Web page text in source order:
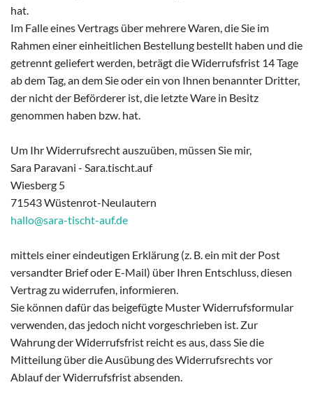
hat.
Im Falle eines Vertrags über mehrere Waren, die Sie im
Rahmen einer einheitlichen Bestellung bestellt haben und die
getrennt geliefert werden, beträgt die Widerrufsfrist 14 Tage
ab dem Tag, an dem Sie oder ein von Ihnen benannter Dritter,
der nicht der Beförderer ist, die letzte Ware in Besitz
genommen haben bzw. hat.
Um Ihr Widerrufsrecht auszuüben, müssen Sie mir,
Sara Paravani - Sara.tischt.auf
Wiesberg 5
71543 Wüstenrot-Neulautern
hallo@sara-tischt-auf.de
mittels einer eindeutigen Erklärung (z. B. ein mit der Post
versandter Brief oder E-Mail) über Ihren Entschluss, diesen
Vertrag zu widerrufen, informieren.
Sie können dafür das beigefügte Muster Widerrufsformular
verwenden, das jedoch nicht vorgeschrieben ist. Zur
Wahrung der Widerrufsfrist reicht es aus, dass Sie die
Mitteilung über die Ausübung des Widerrufsrechts vor
Ablauf der Widerrufsfrist absenden.